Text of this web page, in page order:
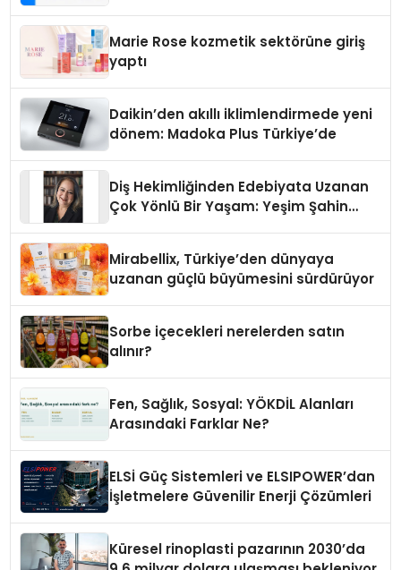
Marie Rose kozmetik sektörüne giriş
yaptı
Daikin’den akıllı iklimlendirmede yeni
dönem: Madoka Plus Türkiye’de
Diş Hekimliğinden Edebiyata Uzanan
Çok Yönlü Bir Yaşam: Yeşim Şahin
Mirabellix, Türkiye’den dünyaya
uzanan güçlü büyümesini sürdürüyor
Sorbe içecekleri nerelerden satın
alınır?
Fen, Sağlık, Sosyal: YÖKDİL Alanları
Arasındaki Farklar Ne?
ELSİ Güç Sistemleri ve ELSIPOWER’dan
İşletmelere Güvenilir Enerji Çözümleri
Küresel rinoplasti pazarının 2030’da